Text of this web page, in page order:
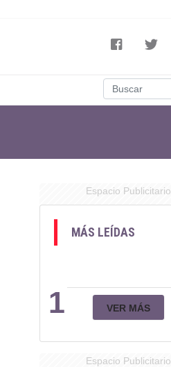
Espacio Publicitario
MÁS LEÍDAS
1 VER MÁS
Espacio Publicitario